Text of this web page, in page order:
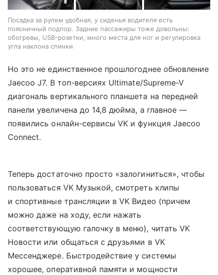
Посадка за рулем удобная, у сиденья водителя есть
поясничный подпор. Задние пассажиры тоже довольны:
обогревы, USB-розетки, много места для ног и регулировка
угла наклона спинки
Но это не единственное прошлогоднее обновление
Jaecoo J7. В топ-версиях Ultimate/Supreme-V
диагональ вертикального планшета на передней
панели увеличена до 14,8 дюйма, а главное —
появились онлайн-сервисы VK и функция Jaecoo
Connect.
Теперь достаточно просто «залогиниться», чтобы
пользоваться VK Музыкой, смотреть клипы
и спортивные трансляции в VK Видео (причем
можно даже на ходу, если нажать
соответствующую галочку в меню), читать VK
Новости или общаться с друзьями в VK
Мессенджере. Быстродействие у системы
хорошее, оперативной памяти и мощности